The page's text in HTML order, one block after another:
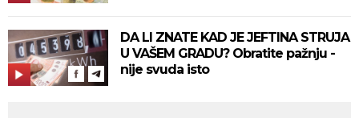
DA LI ZNATE KAD JE JEFTINA STRUJA
U VAŠEM GRADU? Obratite pažnju -
nije svuda isto